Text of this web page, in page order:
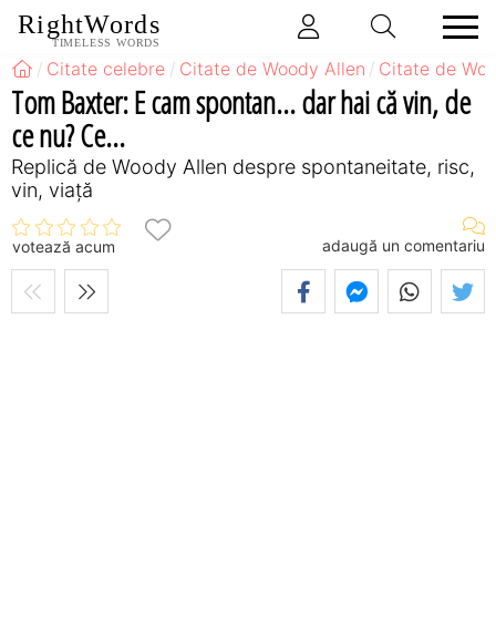
RightWords
TIMELESS WORDS
Citate celebre Citate de Woody Allen Citate de
Tom Baxter: E cam spontan... dar hai că vin, de
ce nu? Ce...
Replică de Woody Allen despre spontaneitate, risc,
vin, viață
votează acum adaugă un comentariu